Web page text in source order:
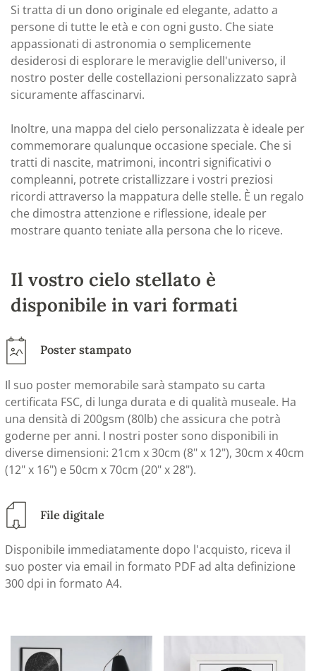
Si tratta di un dono originale ed elegante, adatto a
persone di tutte le età e con ogni gusto. Che siate
appassionati di astronomia o semplicemente
desiderosi di esplorare le meraviglie dell'universo, il
nostro poster delle costellazioni personalizzato saprà
sicuramente affascinarvi.
Inoltre, una mappa del cielo personalizzata è ideale per
commemorare qualunque occasione speciale. Che si
tratti di nascite, matrimoni, incontri significativi o
compleanni, potrete cristallizzare i vostri preziosi
ricordi attraverso la mappatura delle stelle. È un regalo
che dimostra attenzione e riflessione, ideale per
mostrare quanto teniate alla persona che lo riceve.
Il vostro cielo stellato è
disponibile in vari formati
Poster stampato
Il suo poster memorabile sarà stampato su carta
certificata FSC, di lunga durata e di qualità museale. Ha
una densità di 200gsm (80lb) che assicura che potrà
goderne per anni. I nostri poster sono disponibili in
diverse dimensioni: 21cm x 30cm (8" x 12"), 30cm x 40cm
(12" x 16") e 50cm x 70cm (20" x 28").
File digitale
Disponibile immediatamente dopo l'acquisto, riceva il
suo poster via email in formato PDF ad alta definizione
300 dpi in formato A4.